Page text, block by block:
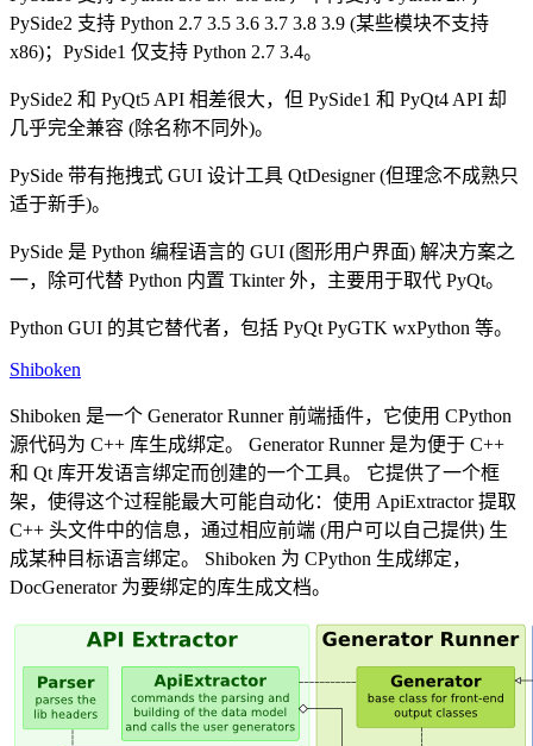
PySide2 支持 Python 2.7 3.5 3.6 3.7 3.8 3.9 (某些模块不支持
x86)；PySide1 仅支持 Python 2.7 3.4。
PySide2 和 PyQt5 API 相差很大，但 PySide1 和 PyQt4 API 却
几乎完全兼容 (除名称不同外)。
PySide 带有拖拽式 GUI 设计工具 QtDesigner (但理念不成熟只
适于新手)。
PySide 是 Python 编程语言的 GUI (图形用户界面) 解决方案之
一，除可代替 Python 内置 Tkinter 外，主要用于取代 PyQt。
Python GUI 的其它替代者，包括 PyQt PyGTK wxPython 等。
Shiboken
Shiboken 是一个 Generator Runner 前端插件，它使用 CPython
源代码为 C++ 库生成绑定。 Generator Runner 是为便于 C++
和 Qt 库开发语言绑定而创建的一个工具。 它提供了一个框
架，使得这个过程能最大可能自动化：使用 ApiExtractor 提取
C++ 头文件中的信息，通过相应前端 (用户可以自己提供) 生
成某种目标语言绑定。 Shiboken 为 CPython 生成绑定，
DocGenerator 为要绑定的库生成文档。